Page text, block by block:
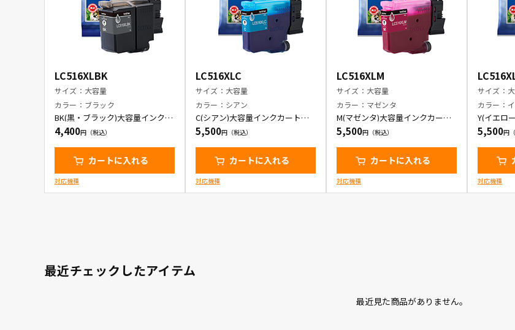
LC516XLBK
サイズ：大容量
カラー：ブラック
BK(黒・ブラック)大容量インクカ
ートリッジ
4,400
カートに入れる
対応機種
LC516XLC
サイズ：大容量
カラー：シアン
C(シアン)大容量インクカートリ
ッジ
5,500
カートに入れる
対応機種
LC516XLM
サイズ：大容量
カラー：マゼンタ
M(マゼンタ)大容量インクカート
リッジ
5,500
カートに入れる
対応機種
サイズ：
カラー：
Y(イエロ
リッジ
5,500
対応機種
最近チェックしたアイテム
最近見た商品がありません。